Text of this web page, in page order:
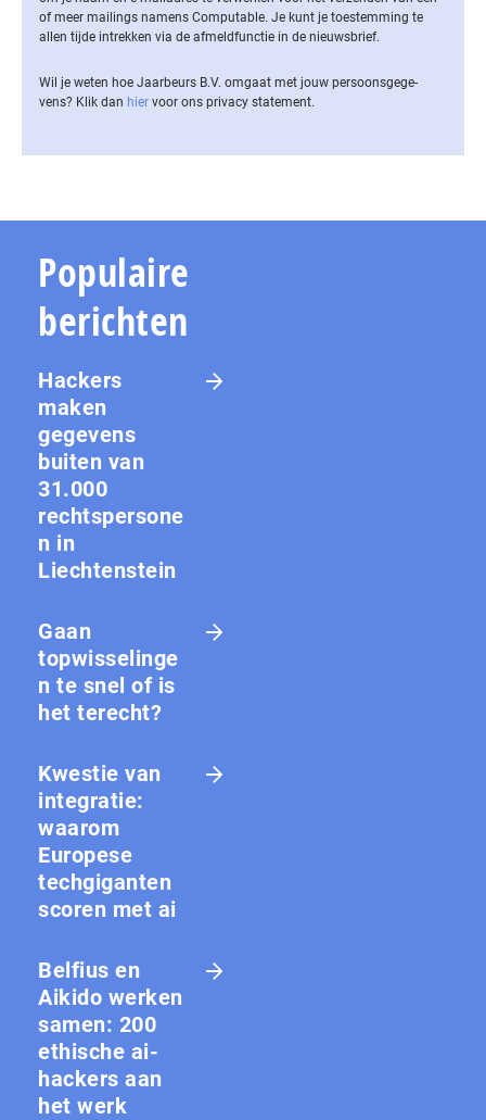
of meer mailings namens Computable. Je kunt je toestemming te
allen tijde intrekken via de af­meld­func­tie in de nieuwsbrief.
Wil je weten hoe Jaarbeurs B.V. omgaat met jouw per­soons­ge­ge­
vens? Klik dan hier voor ons privacy statement.
Populaire
berichten
Hackers
maken
gegevens
buiten van
31.000
rechtspersone
n in
Liechtenstein
Gaan
topwisselinge
n te snel of is
het terecht?
Kwestie van
integratie:
waarom
Europese
techgiganten
scoren met ai
Belfius en
Aikido werken
samen: 200
ethische ai-
hackers aan
het werk